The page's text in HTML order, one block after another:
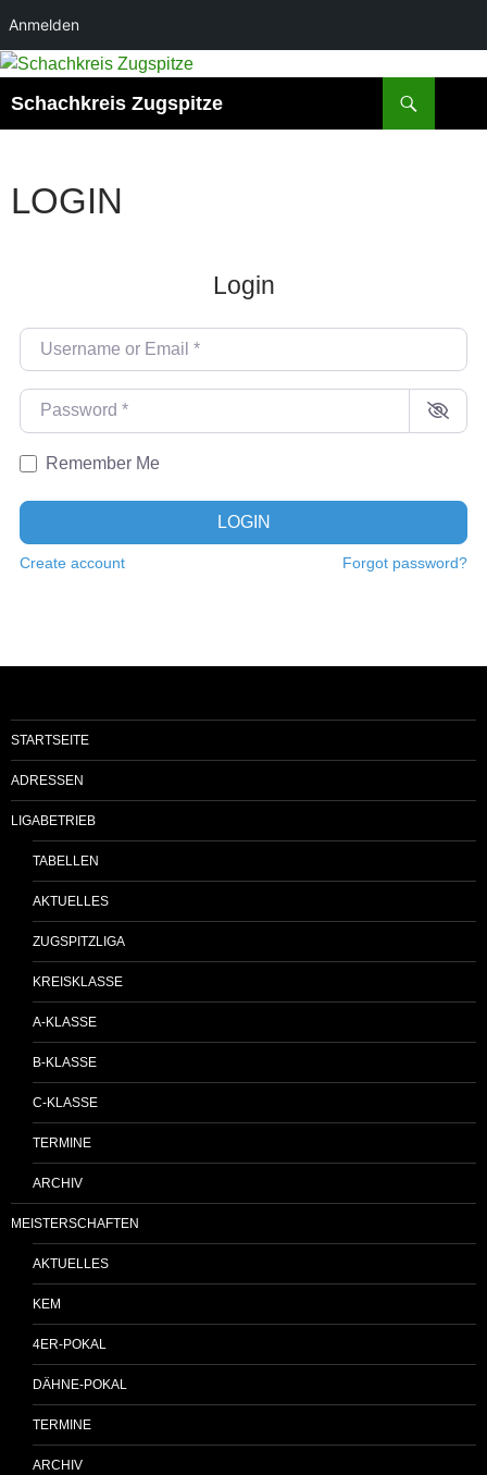
Anmelden
Zum
springen
Schachkreis Zugspitze
LOGIN
Login
Username or Email
Password
Remember Me
LOGIN
Create account Forgot password?
STARTSEITE
ADRESSEN
LIGABETRIEB
TABELLEN
AKTUELLES
ZUGSPITZLIGA
KREISKLASSE
A-KLASSE
B-KLASSE
C-KLASSE
TERMINE
ARCHIV
MEISTERSCHAFTEN
AKTUELLES
KEM
4ER-POKAL
DÄHNE-POKAL
TERMINE
ARCHIV